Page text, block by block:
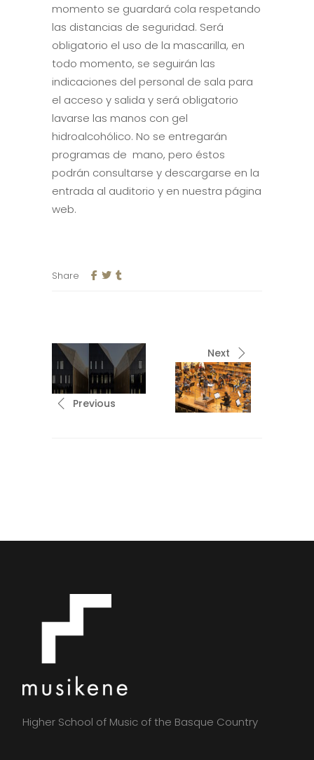
momento se guardará cola respetando
las distancias de seguridad. Será
obligatorio el uso de la mascarilla, en
todo momento, se seguirán las
indicaciones del personal de sala para
el acceso y salida y será obligatorio
lavarse las manos con gel
hidroalcohólico. No se entregarán
programas de mano, pero éstos
podrán consultarse y descargarse en la
entrada al auditorio y en nuestra página
web.
Share
Previous
Next
Higher School of Music of the Basque Country